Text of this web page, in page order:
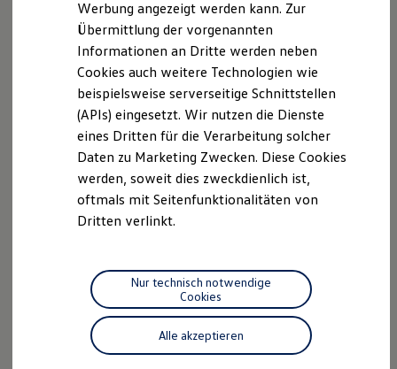
#wedriveproud
Besitzer und Service
myVolkswagen
Software Updates
Service und Ersatzteile
Inspektion und HU/AU
Reparaturen und Checks
Motorenöl und Flüssigkeiten
Räder und Reifen
Pannen- und Unfallhilfe
Economy Service
Volkswagen Teile
Zubehör
Modellspezifisches Zubehör
Individualisieren
Wallbox und Ladekabel
Digitale Extras
Dienste für Ihr Modell finden
Volkswagen Apps, Login und Shop
Handy und Fahrzeug verbinden
Werbung angezeigt werden kann. Zur
Übermittlung der vorgenannten
Informationen an Dritte werden neben
Cookies auch weitere Technologien wie
beispielsweise serverseitige Schnittstellen
(APIs) eingesetzt. Wir nutzen die Dienste
eines Dritten für die Verarbeitung solcher
Daten zu Marketing Zwecken. Diese Cookies
werden, soweit dies zweckdienlich ist,
oftmals mit Seitenfunktionalitäten von
Dritten verlinkt.
Alle akzeptieren
Nur technisch notwendige
Cookies